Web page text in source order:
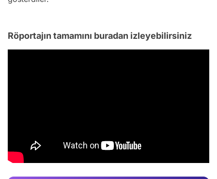
Röportajın tamamını buradan izleyebilirsiniz